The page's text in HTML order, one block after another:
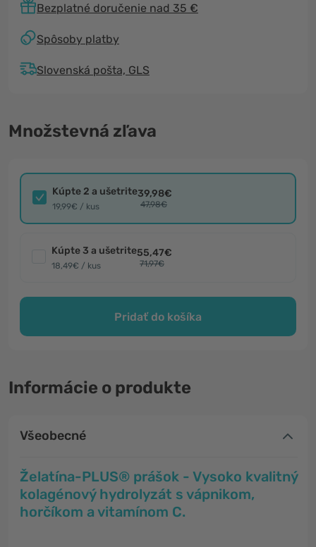
Bezplatné doručenie nad 35 €
Spôsoby platby
Slovenská pošta, GLS
Množstevná zľava
Kúpte 2 a ušetrite
19,99€ / kus
39,98€
47,98€
Kúpte 3 a ušetrite
18,49€ / kus
55,47€
71,97€
Pridať do košíka
Informácie o produkte
Všeobecné
Želatína-PLUS® prášok - Vysoko kvalitný
kolagénový hydrolyzát s vápnikom,
horčíkom a vitamínom C.